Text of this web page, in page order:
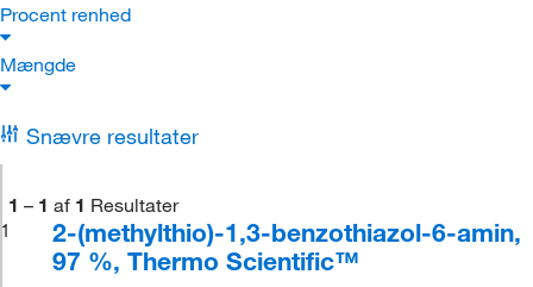
Procent renhed
Mængde
Snævre resultater
1 – 1 af 1 Resultater
1
2-(methylthio)-1,3-benzothiazol-6-amin,
97 %, Thermo Scientific™